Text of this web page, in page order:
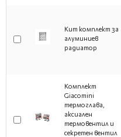
Кит комплект за
алуминиев
радиатор
Комплект
Giacomini
термоглава,
аксиален
термовентил и
секретен вентил